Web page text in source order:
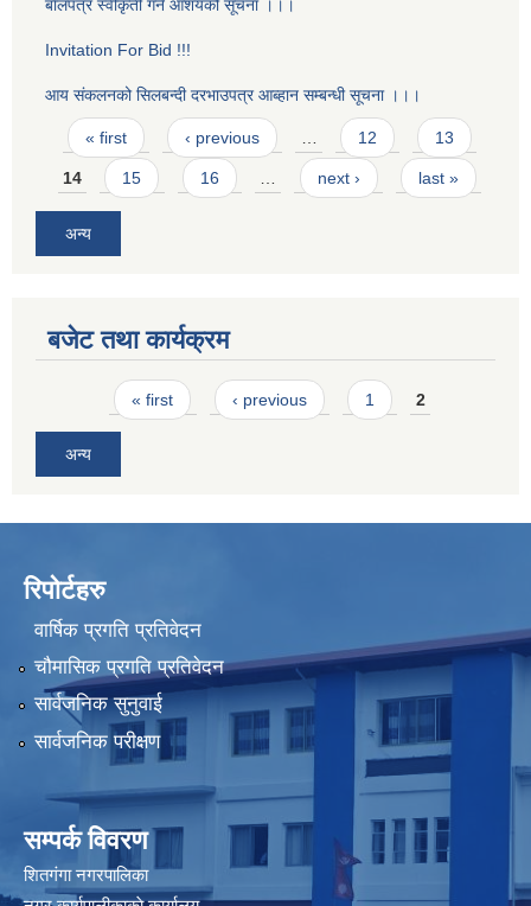
बाेलपत्र स्वीकृती गर्ने आशयको सूचना ।।।
Invitation For Bid !!!
आय संकलनको सिलबन्दी दरभाउपत्र आब्हान सम्बन्धी सूचना ।।।
Pages
« first ‹ previous … 12 13
14 15 16 … next › last »
अन्य
बजेट तथा कार्यक्रम
Pages« first ‹ previous 1 2
अन्य
रिपोर्टहरु
वार्षिक प्रगति प्रतिवेदन
चौमासिक प्रगति प्रतिवेदन
सार्वजनिक सुनुवाई
सार्वजनिक परीक्षण
सम्पर्क विवरण
शितगंगा नगरपालिका